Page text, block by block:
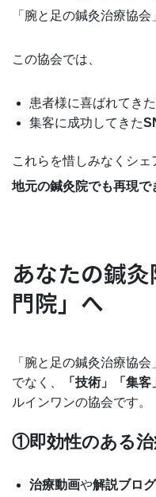
「腕と足の鍼灸治療協会
この協会では、
患者様に喜ばれてきた
集客に成功してきた
これらを惜しみなくシェ
地元の鍼灸院でも再現で
あなたの鍼
門院」へ
「腕と足の鍼灸治療協
でなく、
「技術」「集客
ルインワンの協会です。
①即効性のある治
治療動画や解説ブログ